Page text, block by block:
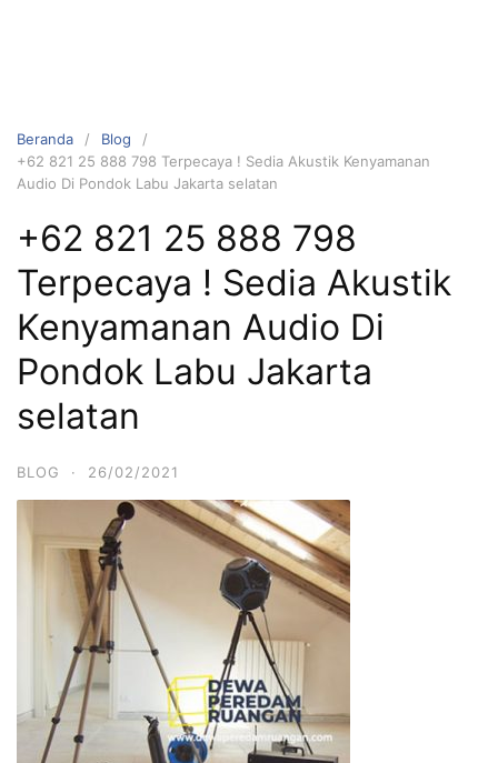
Beranda
Blog
+62 821 25 888 798 Terpecaya ! Sedia Akustik Kenyamanan
Audio Di Pondok Labu Jakarta selatan
+62 821 25 888 798
Terpecaya ! Sedia Akustik
Kenyamanan Audio Di
Pondok Labu Jakarta
selatan
BLOG · 26/02/2021